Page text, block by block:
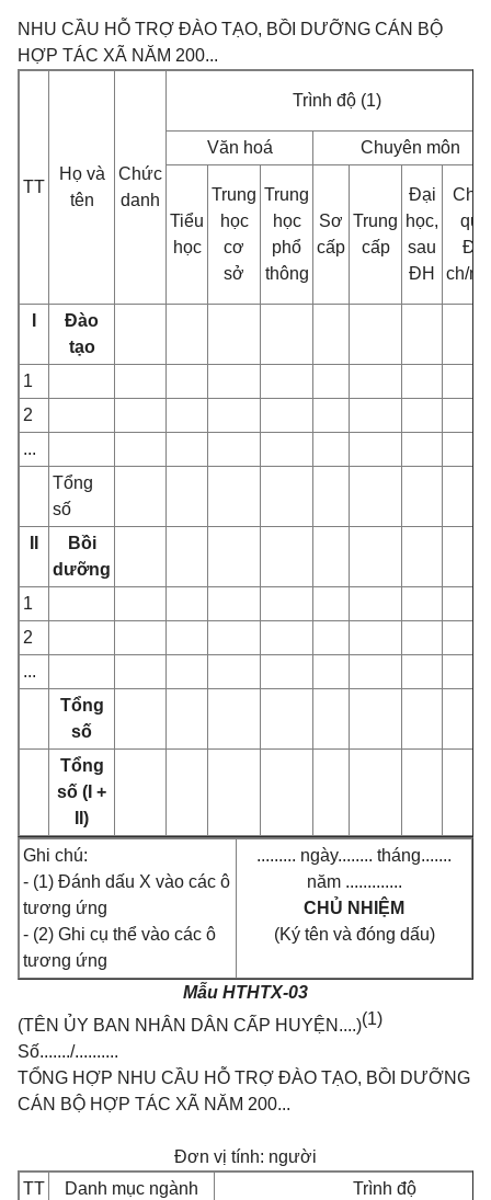
NHU CẦU HỖ TRỢ ĐÀO TẠO, BỒI DƯỠNG CÁN BỘ
HỢP TÁC XÃ NĂM 200...
TT
Họ và
tên
Chức
danh
Trình độ (1)
Văn hoá Chuyên môn
Tiểu
học
Trung
học
cơ
sở
Trung
học
phổ
thông
Sơ
cấp
Trung
cấp
Đại
học,
sau
ĐH
qua
ĐT
ch/
Đào
tạo
1
2
...
Tổng
số
Bồi
dưỡng
1
2
...
Tổng
số
Tổng
số (I +
II)
Ghi chú:
- (1) Đánh dấu X vào các ô
tương ứng
- (2) Ghi cụ thể vào các ô
tương ứng
......... ngày........ tháng.......
năm .............
CHỦ NHIỆM
(Ký tên và đóng dấu)
Mẫu HTHTX-03
(TÊN ỦY BAN NHÂN DÂN CẤP HUYỆN....)(1)
Số......./..........
TỔNG HỢP NHU CẦU HỖ TRỢ ĐÀO TẠO, BỒI DƯỠNG
CÁN BỘ HỢP TÁC XÃ NĂM 200...
Đơn vị tính: người
TT
Danh mục ngành
Trình độ